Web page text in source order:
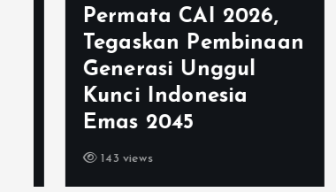
Permata CAI 2026,
Tegaskan Pembinaan
Generasi Unggul
Kunci Indonesia
Emas 2045
143 views